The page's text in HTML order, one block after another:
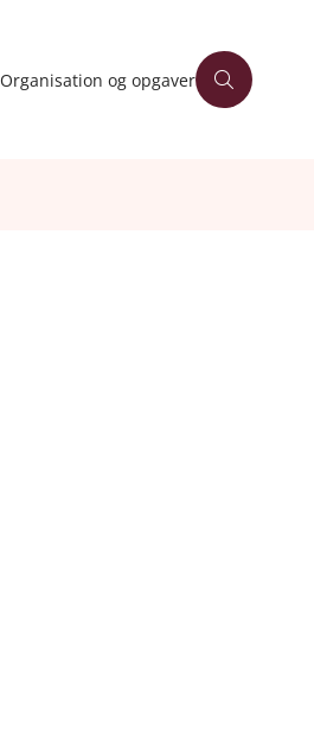
Organisation og opgaver